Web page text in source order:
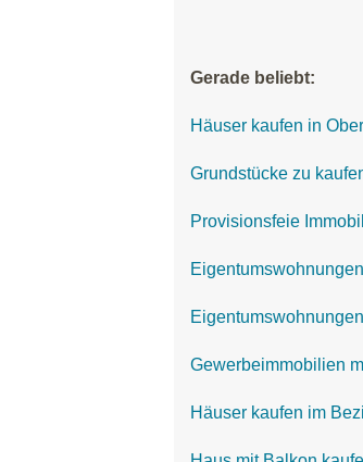
Gerade beliebt:
Häuser kaufen in
Grundstücke zu
Provisionsfeie
Gewerbeimmobilien
Häuser kaufen im